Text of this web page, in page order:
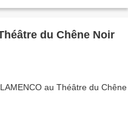
du Chêne Noir